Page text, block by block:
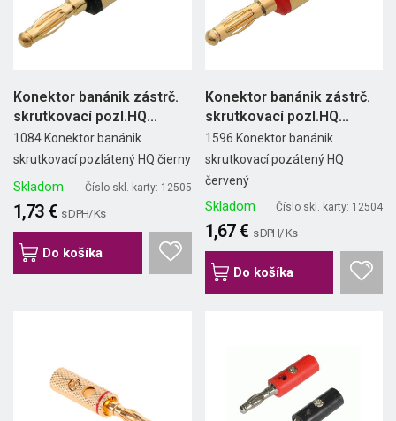
Konektor banánik zástrč.
skrutkovací pozl.HQ...
1084 Konektor banánik
skrutkovací pozlátený HQ čierny
Skladom Číslo skl. karty: 12505
1,73 € s DPH/ Ks
Do košíka
Konektor banánik zástrč.
skrutkovací pozl.HQ...
1596 Konektor banánik
skrutkovací pozátený HQ
červený
Skladom Číslo skl. karty: 12504
1,67 € s DPH/ Ks
Do košíka